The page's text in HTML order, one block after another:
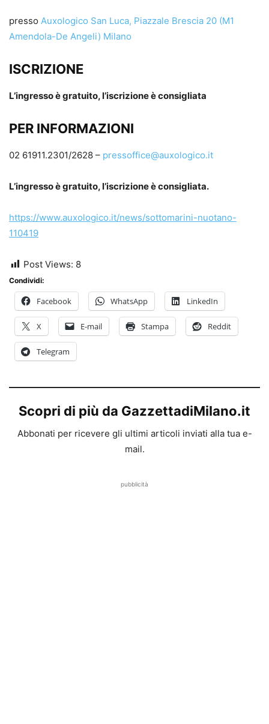
presso Auxologico San Luca, Piazzale Brescia 20 (M1
Amendola-De Angeli) Milano
ISCRIZIONE
L’ingresso è gratuito, l’iscrizione è consigliata
PER INFORMAZIONI
02 61911.2301/2628 – pressoffice@auxologico.it
L’ingresso è gratuito, l’iscrizione è consigliata.
https://www.auxologico.it/news/sottomarini-nuotano-
110419
Post Views: 8
Condividi:
Facebook WhatsApp LinkedIn
X E-mail Stampa Reddit
Telegram
Scopri di più da GazzettadiMilano.it
Abbonati per ricevere gli ultimi articoli inviati alla tua e-
mail.
pubblicità